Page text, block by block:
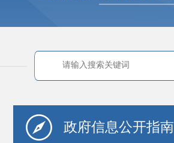
政府信息公开指南